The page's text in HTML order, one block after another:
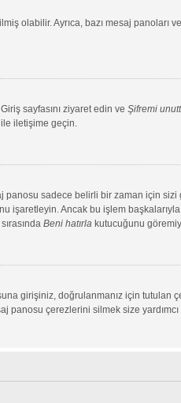
olabilir. Ayrıca, bazı mesaj
sayfasını ziyaret edin ve Şifremi
iletişime geçin.
sadece belirli bir zaman için sizi
işaretleyin. Ancak bu işlem
Beni hatırlakutucuğunu
girişiniz, doğrulanmanız için
panosu çerezlerini silmek size